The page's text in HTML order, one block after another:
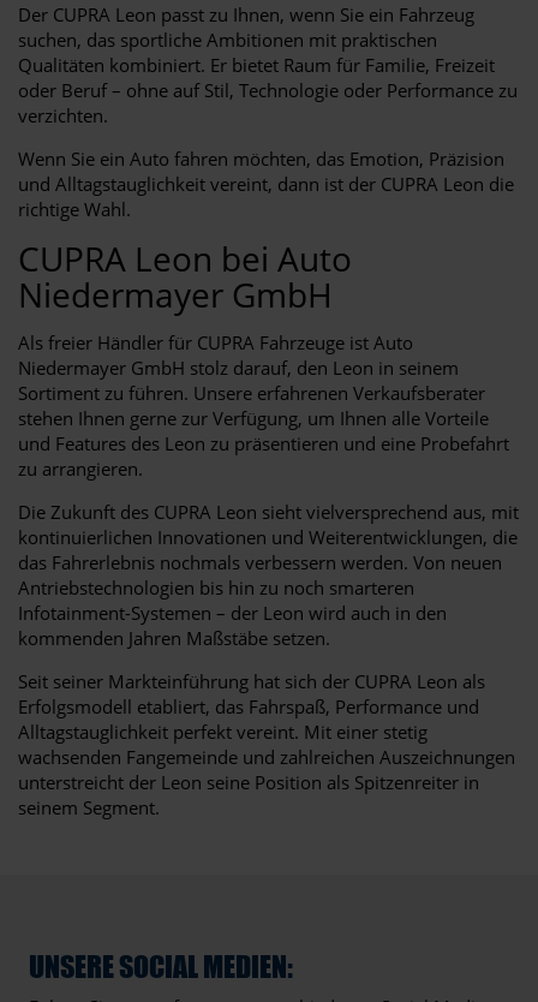
Der CUPRA Leon passt zu Ihnen, wenn Sie ein Fahrzeug
suchen, das sportliche Ambitionen mit praktischen
Qualitäten kombiniert. Er bietet Raum für Familie, Freizeit
oder Beruf – ohne auf Stil, Technologie oder Performance zu
verzichten.
Wenn Sie ein Auto fahren möchten, das Emotion, Präzision
und Alltagstauglichkeit vereint, dann ist der CUPRA Leon die
richtige Wahl.
CUPRA Leon bei Auto
Niedermayer GmbH
Als freier Händler für CUPRA Fahrzeuge ist Auto
Niedermayer GmbH stolz darauf, den Leon in seinem
Sortiment zu führen. Unsere erfahrenen Verkaufsberater
stehen Ihnen gerne zur Verfügung, um Ihnen alle Vorteile
und Features des Leon zu präsentieren und eine Probefahrt
zu arrangieren.
Die Zukunft des CUPRA Leon sieht vielversprechend aus, mit
kontinuierlichen Innovationen und Weiterentwicklungen, die
das Fahrerlebnis nochmals verbessern werden. Von neuen
Antriebstechnologien bis hin zu noch smarteren
Infotainment-Systemen – der Leon wird auch in den
kommenden Jahren Maßstäbe setzen.
Seit seiner Markteinführung hat sich der CUPRA Leon als
Erfolgsmodell etabliert, das Fahrspaß, Performance und
Alltagstauglichkeit perfekt vereint. Mit einer stetig
wachsenden Fangemeinde und zahlreichen Auszeichnungen
unterstreicht der Leon seine Position als Spitzenreiter in
seinem Segment.
UNSERE SOCIAL MEDIEN: